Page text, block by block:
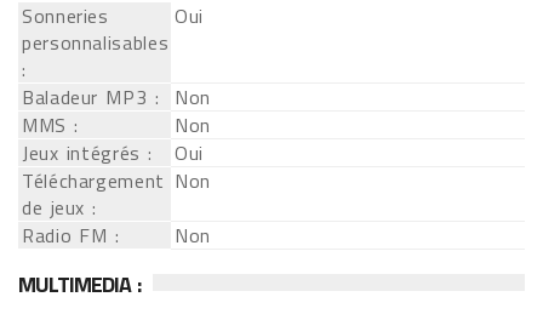
Sonneries
personnalisables
:
Oui
Baladeur MP3 :
Non
MMS :
Non
Jeux intégrés :
Oui
Téléchargement
de jeux :
Non
Radio FM :
Non
MULTIMEDIA :